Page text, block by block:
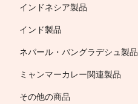
インドネシア製品
インド製品
ネパール・バングラデシュ製品
ミャンマーカレー関連製品
その他の商品